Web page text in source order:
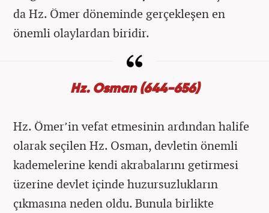
da Hz. Ömer döneminde gerçekleşen en
önemli olaylardan biridir.
Hz. Osman (644-656)
Hz. Ömer’in vefat etmesinin ardından halife
olarak seçilen Hz. Osman, devletin önemli
kademelerine kendi akrabalarını getirmesi
üzerine devlet içinde huzursuzlukların
çıkmasına neden oldu. Bunula birlikte